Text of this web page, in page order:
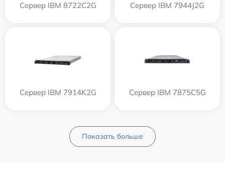
Сервер IBM 8722C2G Сервер IBM 7944J2G
Сервер IBM 7914K2G Сервер IBM 7875C5G
Показать больше